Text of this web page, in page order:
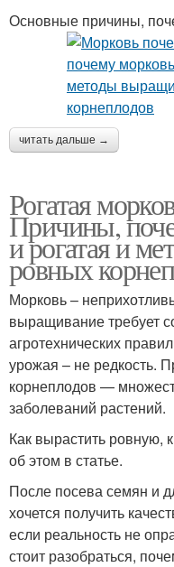
Основные причины,
читать дальше →
Рогатая
Причины,
и рогатая и
ровных
Морковь –
выращивание требует
агротехнических
урожая – не редкость.
корнеплодов —
заболеваний растений.
Как вырастить ровную,
об этом в статье.
После посева семян и
хочется получить
если реальность не
стоит разобраться,